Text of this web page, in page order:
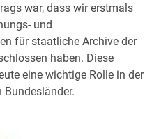
war, dass wir erstmals
und
für staatliche Archive der
haben. Diese
eine wichtige Rolle in der